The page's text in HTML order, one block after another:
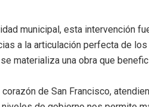
municipal, esta intervención
a la articulación perfecta de
materializa una obra que
de San Francisco,